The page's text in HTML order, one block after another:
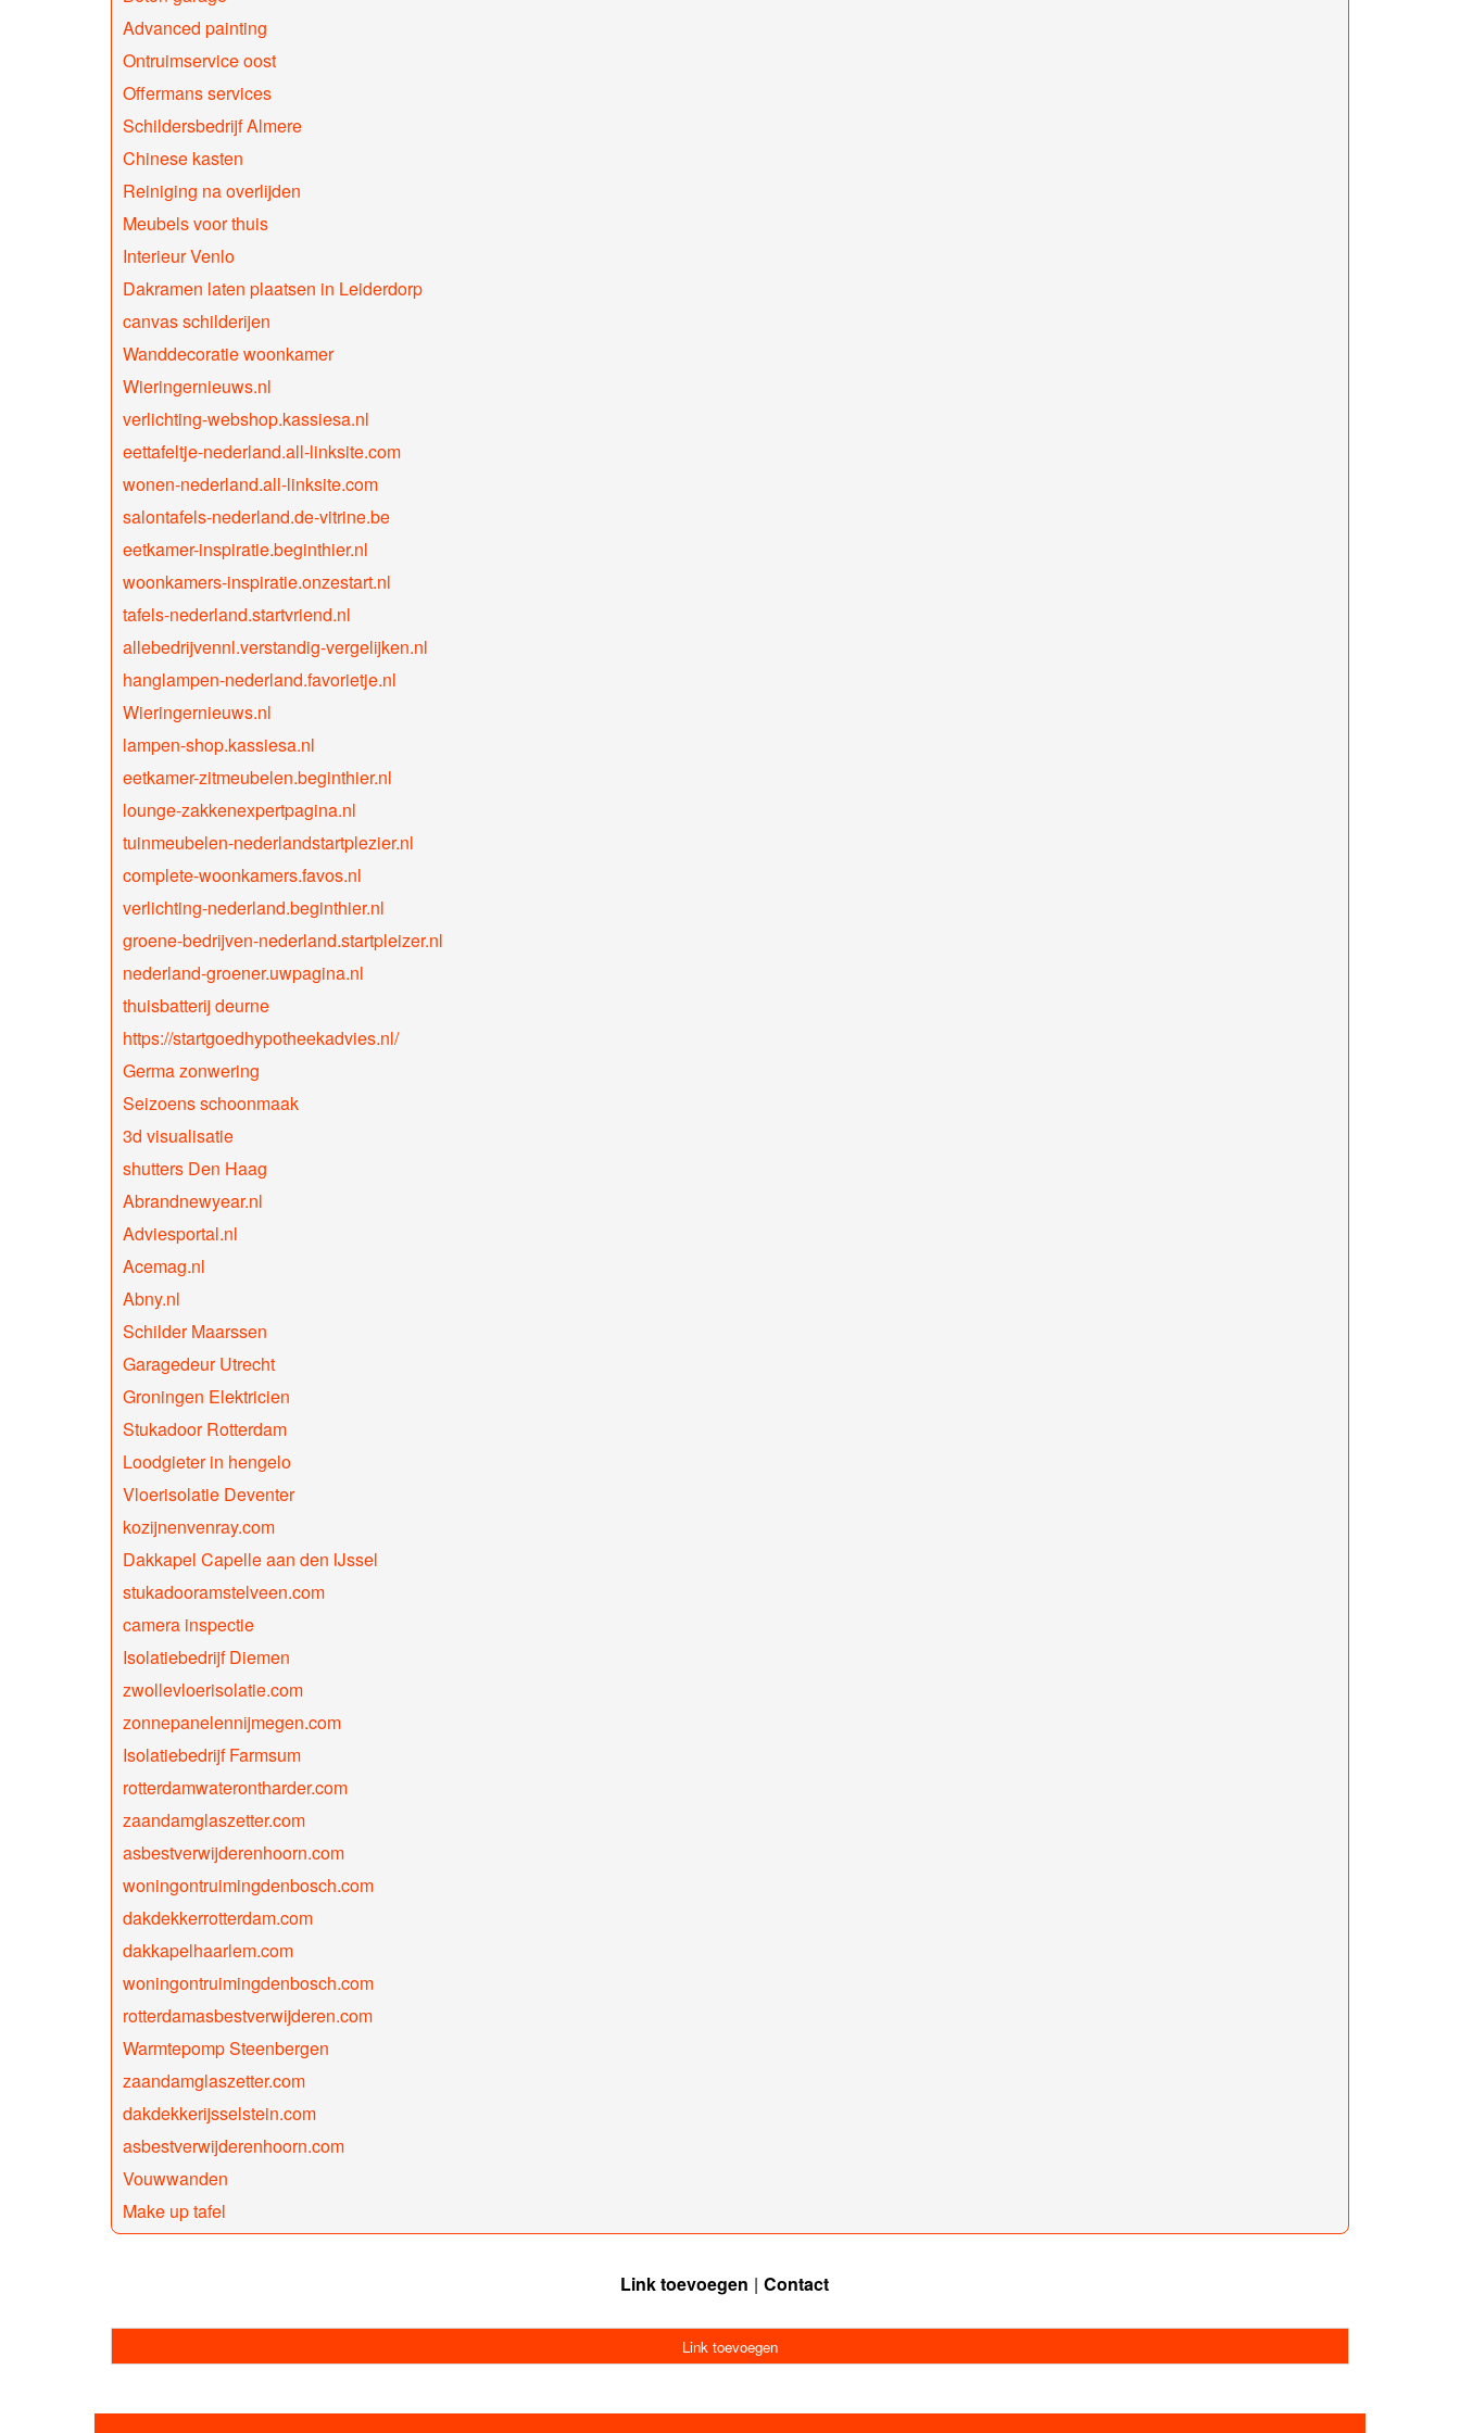
Advanced painting
Ontruimservice oost
Offermans services
Schildersbedrijf Almere
Chinese kasten
Reiniging na overlijden
Meubels voor thuis
Interieur Venlo
Dakramen laten plaatsen in Leiderdorp
canvas schilderijen
Wanddecoratie woonkamer
Wieringernieuws.nl
verlichting-webshop.kassiesa.nl
eettafeltje-nederland.all-linksite.com
wonen-nederland.all-linksite.com
salontafels-nederland.de-vitrine.be
eetkamer-inspiratie.beginthier.nl
woonkamers-inspiratie.onzestart.nl
tafels-nederland.startvriend.nl
allebedrijvennl.verstandig-vergelijken.nl
hanglampen-nederland.favorietje.nl
Wieringernieuws.nl
lampen-shop.kassiesa.nl
eetkamer-zitmeubelen.beginthier.nl
lounge-zakkenexpertpagina.nl
tuinmeubelen-nederlandstartplezier.nl
complete-woonkamers.favos.nl
verlichting-nederland.beginthier.nl
groene-bedrijven-nederland.startpleizer.nl
nederland-groener.uwpagina.nl
thuisbatterij deurne
https://startgoedhypotheekadvies.nl/
Germa zonwering
Seizoens schoonmaak
3d visualisatie
shutters Den Haag
Abrandnewyear.nl
Adviesportal.nl
Acemag.nl
Abny.nl
Schilder Maarssen
Garagedeur Utrecht
Groningen Elektricien
Stukadoor Rotterdam
Loodgieter in hengelo
Vloerisolatie Deventer
kozijnenvenray.com
Dakkapel Capelle aan den IJssel
stukadooramstelveen.com
camera inspectie
Isolatiebedrijf Diemen
zwollevloerisolatie.com
zonnepanelennijmegen.com
Isolatiebedrijf Farmsum
rotterdamwaterontharder.com
zaandamglaszetter.com
asbestverwijderenhoorn.com
woningontruimingdenbosch.com
dakdekkerrotterdam.com
dakkapelhaarlem.com
woningontruimingdenbosch.com
rotterdamasbestverwijderen.com
Warmtepomp Steenbergen
zaandamglaszetter.com
dakdekkerijsselstein.com
asbestverwijderenhoorn.com
Vouwwanden
Make up tafel
Link toevoegen Contact
Link toevoegen